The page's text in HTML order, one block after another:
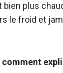
bien plus
le froid et